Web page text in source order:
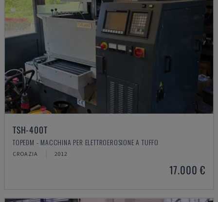
TSH-400T
TOPEDM - MACCHINA PER ELETTROEROSIONE A TUFFO
CROAZIA 2012
17.000 €